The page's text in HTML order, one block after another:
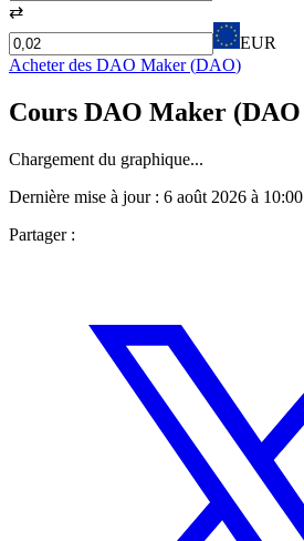
⇄
EUR
Acheter des DAO Maker(DAO)
Cours DAO Maker (DAO
Chargement du graphique...
Dernière mise à jour : 6 août 2026 à 10:00
Partager :